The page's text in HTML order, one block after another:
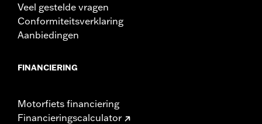
Veel gestelde vragen
Conformiteitsverklaring
Aanbiedingen
FINANCIERING
Motorfiets financiering
Financieringscalculator